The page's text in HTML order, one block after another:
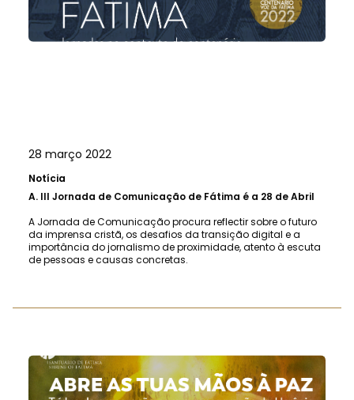
28 março 2022
Notícia
A. III Jornada de Comunicação de Fátima é a 28 de Abril
A Jornada de Comunicação procura reflectir sobre o futuro
da imprensa cristã, os desafios da transição digital e a
importância do jornalismo de proximidade, atento à escuta
de pessoas e causas concretas.